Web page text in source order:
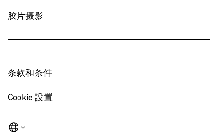
胶片摄影
条款和条件
Cookie 設置